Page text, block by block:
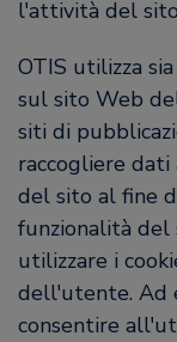
l'attività del
OTIS utilizza
sul sito Web
siti di
raccogliere
del sito al fine
funzionalità del
utilizzare i
dell'utente. Ad
consentire